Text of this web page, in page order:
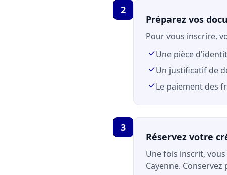
2
Préparez vos
Pour vous inscrire,
Une pièce
Un justificatif de
Le paiement des
3
Réservez votre
Une fois inscrit,
Cayenne.